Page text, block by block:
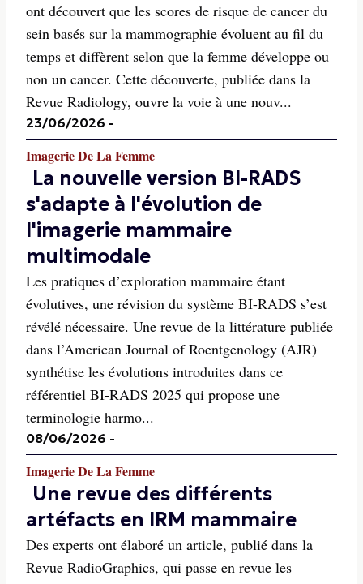
ont découvert que les scores de risque de cancer du
sein basés sur la mammographie évoluent au fil du
temps et diffèrent selon que la femme développe ou
non un cancer. Cette découverte, publiée dans la
Revue Radiology, ouvre la voie à une nouv...
23/06/2026 -
Imagerie De La Femme
La nouvelle version BI-RADS
s'adapte à l'évolution de
l'imagerie mammaire
multimodale
Les pratiques d’exploration mammaire étant
évolutives, une révision du système BI-RADS s’est
révélé nécessaire. Une revue de la littérature publiée
dans l’American Journal of Roentgenology (AJR)
synthétise les évolutions introduites dans ce
référentiel BI-RADS 2025 qui propose une
terminologie harmo...
08/06/2026 -
Imagerie De La Femme
Une revue des différents
artéfacts en IRM mammaire
Des experts ont élaboré un article, publié dans la
Revue RadioGraphics, qui passe en revue les